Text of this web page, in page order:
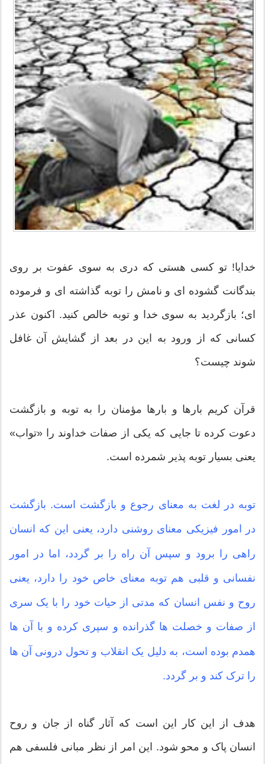
خدایا! تو کسی هستی که دری به سوی عفوت بر روی
بندگانت گشوده ای و نامش را توبه گذاشته ای و فرموده
ای؛ بازگردید به سوی خدا و توبه خالص کنید. اکنون عذر
کسانی که از ورود به این در بعد از گشایش آن غافل
شوند چیست؟
قرآن کریم بارها و بارها مؤمنان را به توبه و بازگشت
دعوت کرده تا جایی که یکی از صفات خداوند را «تواب»
یعنی بسیار توبه پذیر شمرده است.
توبه در لغت به معنای رجوع و بازگشت است. بازگشت
در امور فیزیکی معنای روشنی دارد، یعنی این که انسان
راهی را برود و سپس آن راه را بر گردد، اما در امور
نفسانی و قلبی هم توبه معنای خاص خود را دارد، یعنی
روح و نفس انسان که مدتی از حیات خود را با یک سری
از صفات و خصلت ها گذرانده و سپری کرده و با آن ها
همدم بوده است، به دلیل یک انقلاب و تحول درونی آن ها
را ترک کند و بر گردد.
هدف از این کار این است که آثار گناه از جان و روح
انسان پاک و محو شود. این امر از نظر مبانی فلسفی هم